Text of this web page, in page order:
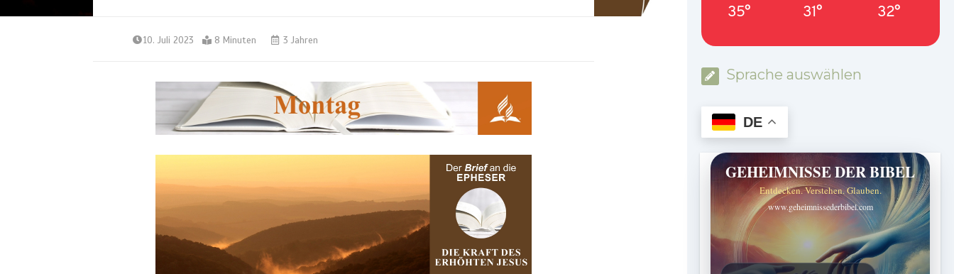
10. Juli 2023 8 Minuten 3 Jahren
35° 31° 32°
Sprache auswählen
DE
GEHEIMNISSE DER BIBEL
Entdecken. Verstehen. Glauben.
www.geheimnissederbibel.com